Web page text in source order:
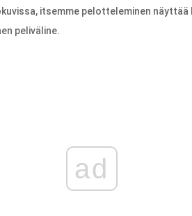
itsemme pelotteleminen näyttää
peliväline.
ad